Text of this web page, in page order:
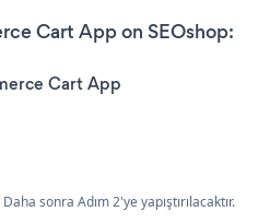
Cart App on SEOshop:
Cart App
sonra Adım 2'ye yapıştırılacaktır.